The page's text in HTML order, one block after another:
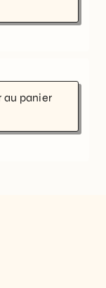
au panier